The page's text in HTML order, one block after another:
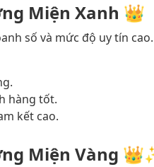
Miện Xanh 👑
số và mức độ uy tín cao.
hàng tốt.
kết cao.
Miện Vàng